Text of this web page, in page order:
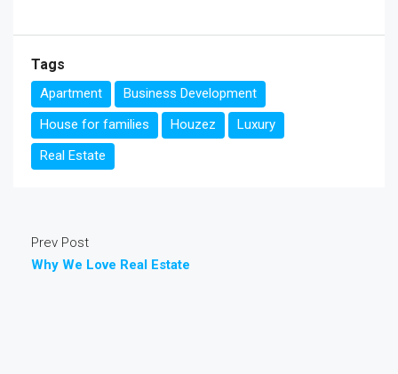
Tags
Apartment
Business Development
House for families
Houzez
Luxury
Real Estate
Prev Post
Why We Love Real Estate